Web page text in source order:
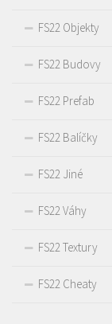
FS22 Objekty
FS22 Budovy
FS22 Prefab
FS22 Balíčky
FS22 Jiné
FS22 Váhy
FS22 Textury
FS22 Cheaty